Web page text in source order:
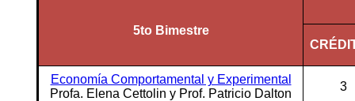
5to Bimestre
Economía Comportamental y Experimental
Profa. Elena Cettolin y Prof. Patricio Dalton
3